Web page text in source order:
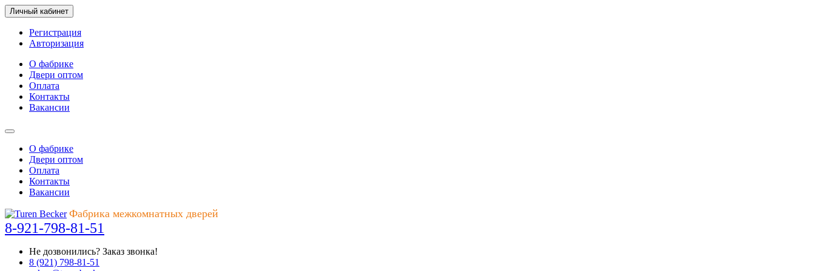
Личный кабинет
Регистрация
Авторизация
О фабрике
Двери оптом
Оплата
Контакты
Вакансии
О фабрике
Двери оптом
Оплата
Контакты
Вакансии
Фабрика межкомнатных дверей
8-921-798-81-51
Не дозвонились? Заказ звонка!
8 (921) 798-81-51